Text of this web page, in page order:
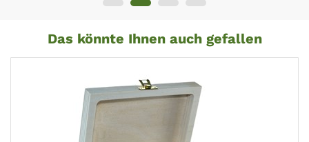
Das könnte Ihnen auch gefallen